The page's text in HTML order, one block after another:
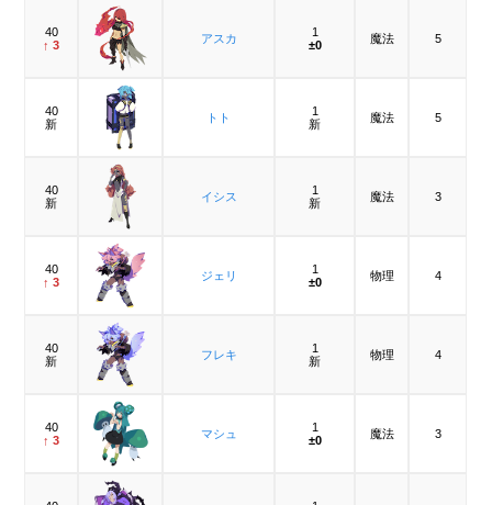
40
↑ 3
アスカ
1
±0
魔法 5
40
新
トト
1
新
魔法 5
40
新
イシス
1
新
魔法 3
40
↑ 3
ジェリ
1
±0
物理 4
40
新
フレキ
1
新
物理 4
40
↑ 3
マシュ
1
±0
魔法 3